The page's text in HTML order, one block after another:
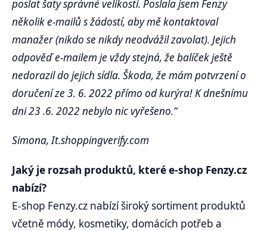
poslat šaty správné velikosti. Poslala jsem Fenzy
několik e-mailů s žádostí, aby mě kontaktoval
manažer (nikdo se nikdy neodvážil zavolat). Jejich
odpověď e-mailem je vždy stejná, že balíček ještě
nedorazil do jejich sídla. Škoda, že mám potvrzení o
doručení ze 3. 6. 2022 přímo od kurýra! K dnešnímu
dni 23 .6. 2022 nebylo nic vyřešeno.“
Simona, It.shoppingverify.com
Jaký je rozsah produktů, které e-shop Fenzy.cz
nabízí?
E-shop Fenzy.cz nabízí široký sortiment produktů
včetně módy, kosmetiky, domácích potřeb a